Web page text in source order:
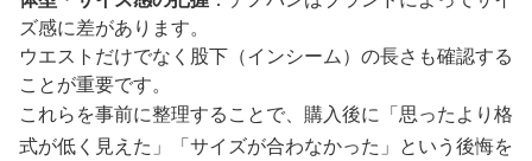
ズ感に差があります。
ウエストだけでなく股下（インシーム）の長さも確認する
ことが重要です。
これらを事前に整理することで、購入後に「思ったより格
式が低く見えた」「サイズが合わなかった」という後悔を